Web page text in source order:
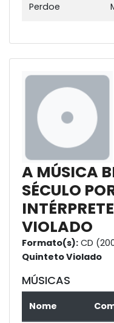
Perdoe
A MÚSICA
SÉCULO
VIOLADO
Formato(s): CD
Quinteto Violado
MÚSICAS
Nome